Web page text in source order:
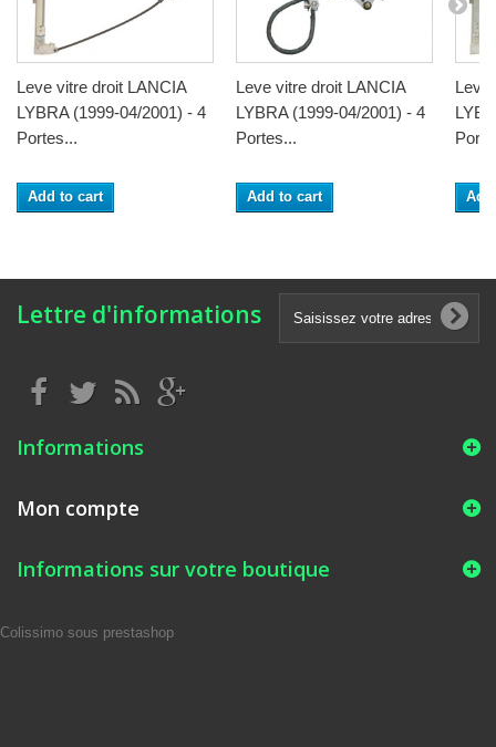
Leve vitre droit LANCIA
LYBRA (1999-04/2001) - 4
Portes...
Add to cart
Leve vitre droit LANCIA
LYBRA (1999-04/2001) - 4
Portes...
Add to cart
Leve
Lettre d'informations
Informations
Mon compte
Informations sur votre boutique
Colissimo sous prestashop